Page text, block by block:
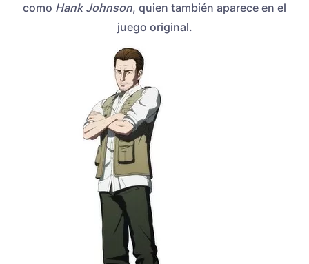
como Hank Johnson, quien también aparece en el
juego original.